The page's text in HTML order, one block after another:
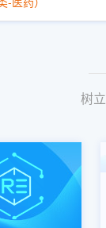
化学原料）
服装鞋帽）
呈（第36类-金融
工具）
具）
工具）
）
树